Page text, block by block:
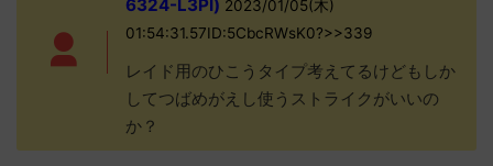
6324-L3PI) 2023/01/05(木)
01:54:31.57ID:5CbcRWsK0?>>339
レイド用のひこうタイプ考えてるけどもしか
してつばめがえし使うストライクがいいの
か？